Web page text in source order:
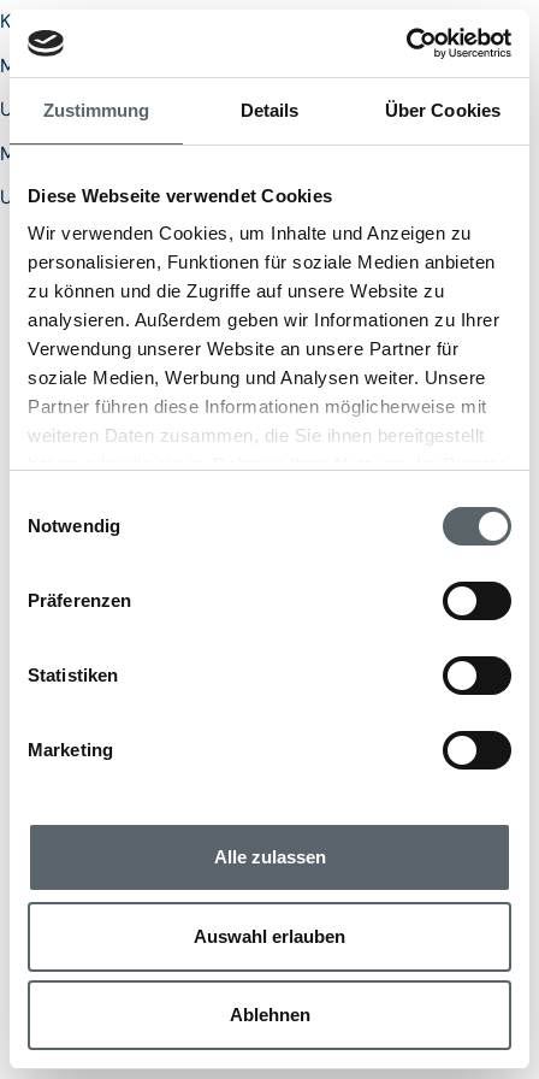
Zustimmung Details Über Cookies
Diese Webseite verwendet Cookies
Wir verwenden Cookies, um Inhalte und Anzeigen zu
personalisieren, Funktionen für soziale Medien anbieten
zu können und die Zugriffe auf unsere Website zu
analysieren. Außerdem geben wir Informationen zu Ihrer
Verwendung unserer Website an unsere Partner für
soziale Medien, Werbung und Analysen weiter. Unsere
Partner führen diese Informationen möglicherweise mit
weiteren Daten zusammen, die Sie ihnen bereitgestellt
Notwendig
Präferenzen
Statistiken
Marketing
Alle zulassen
Auswahl erlauben
Ablehnen
Kanada
Mexiko
USA
Mexiko
USA